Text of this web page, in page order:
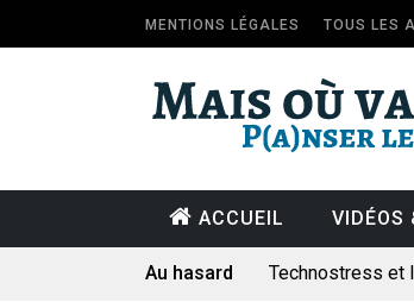
MENTIONS LÉGALES TOUS LES
ACCUEIL VIDÉOS
Au hasard
Technostress et